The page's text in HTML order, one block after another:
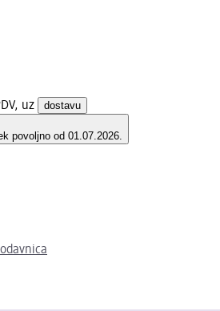
uz dostavu
povoljno od 01.07.2026.